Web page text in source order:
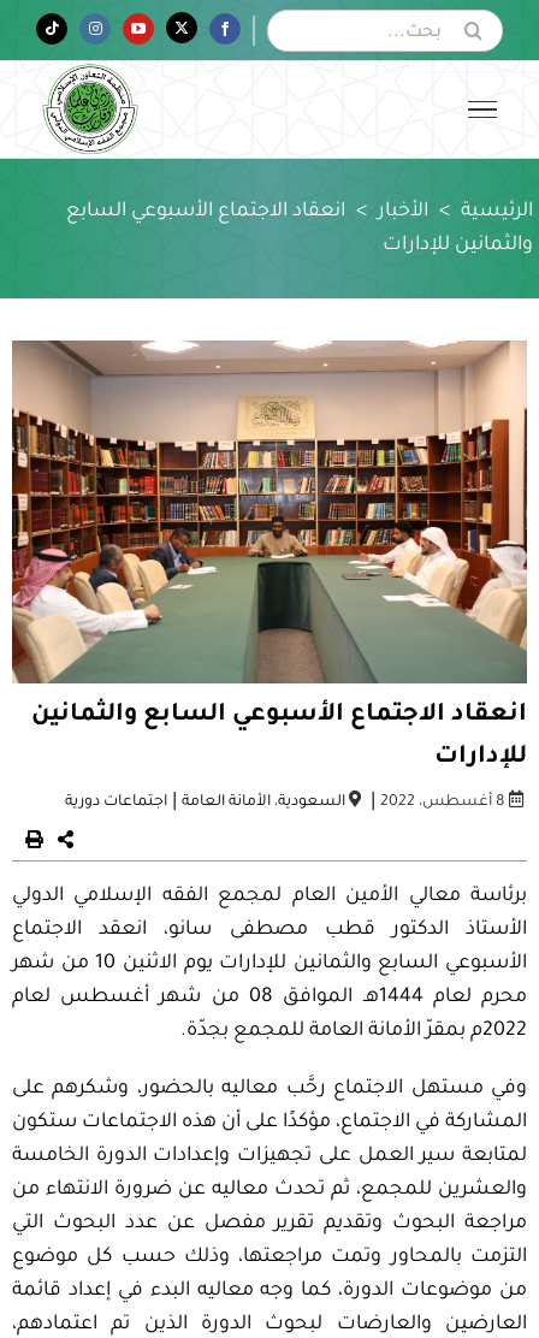
البحث
عن:
Facebook
Twitter
YouTube
Instagram
Tiktok
الرئيسية > الأخبار > انعقاد الاجتماع الأسبوعي السابع
والثمانين للإدارات
انعقاد الاجتماع الأسبوعي السابع والثمانين
للإدارات
8 أغسطس، 2022 | السعودية، الأمانة العامة| اجتماعات دورية
برئاسة معالي الأمين العام لمجمع الفقه الإسلامي الدولي
الأستاذ الدكتور قطب مصطفى سانو، انعقد الاجتماع
الأسبوعي السابع والثمانين للإدارات يوم الاثنين 10 من شهر
محرم لعام 1444هـ الموافق 08 من شهر أغسطس لعام
2022م بمقرّ الأمانة العامة للمجمع بجدّة.
وفي مستهل الاجتماع رحَّب معاليه بالحضور، وشكرهم على
المشاركة في الاجتماع، مؤكدًا على أن هذه الاجتماعات ستكون
لمتابعة سير العمل على تجهيزات وإعدادات الدورة الخامسة
والعشرين للمجمع، ثم تحدث معاليه عن ضرورة الانتهاء من
مراجعة البحوث وتقديم تقرير مفصل عن عدد البحوث التي
التزمت بالمحاور وتمت مراجعتها، وذلك حسب كل موضوع
من موضوعات الدورة، كما وجه معاليه البدء في إعداد قائمة
العارضين والعارضات لبحوث الدورة الذين تم اعتمادهم،